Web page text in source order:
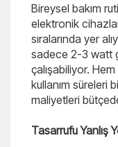
Bireysel bakım
elektronik
sıralarında yer
sadece 2-3 watt
çalışabiliyor.
kullanım süreleri
maliyetleri
Tasarrufu Yanlış